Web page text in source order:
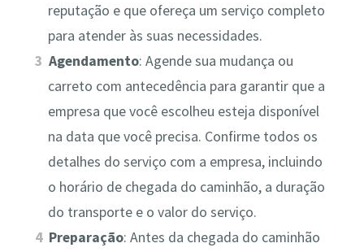
reputação e que ofereça um serviço completo
para atender às suas necessidades.
Agendamento: Agende sua mudança ou
carreto com antecedência para garantir que a
empresa que você escolheu esteja disponível
na data que você precisa. Confirme todos os
detalhes do serviço com a empresa, incluindo
o horário de chegada do caminhão, a duração
do transporte e o valor do serviço.
Preparação: Antes da chegada do caminhão